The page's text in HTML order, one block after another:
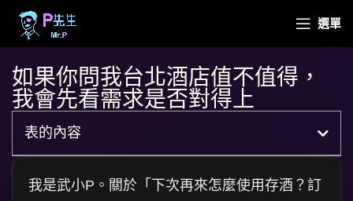
選單
如果你問我台北酒店值不值得，
我會先看需求是否對得上
表的內容
我是武小P。關於「下次再來怎麼使用存酒？訂